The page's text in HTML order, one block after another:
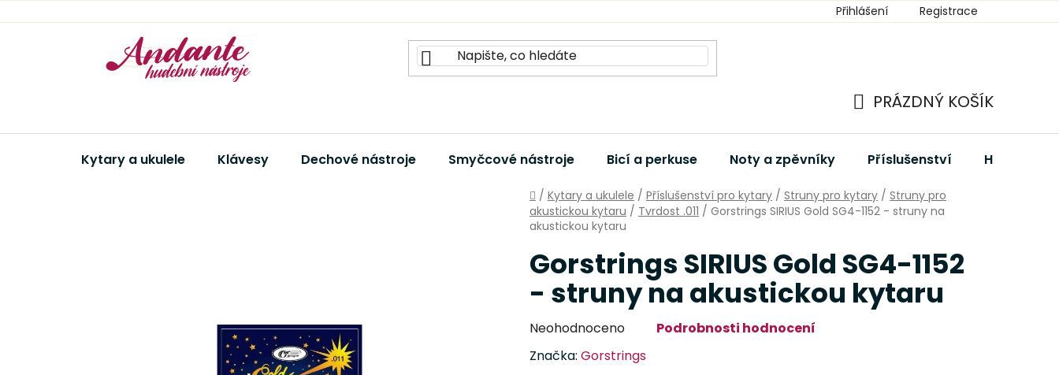
na
Přihlášení Registrace
KOŠÍK
PRÁZDNÝ KOŠÍK
Kytary a ukulele Klávesy Dechové nástroje Smyčcové nástroje Bicí a perkuse Noty a zpěvníky Příslušenství Hudební
Domů
/ Kytary a ukulele / Příslušenství pro kytary / Struny pro kytary / Struny pro
akustickou kytaru / Tvrdost .011 / Gorstrings SIRIUS Gold SG4-1152 - struny na
akustickou kytaru
Gorstrings SIRIUS Gold SG4-1152
- struny na akustickou kytaru
Průměrné
produktu
Neohodnoceno
Podrobnosti hodnocení
Značka: Gorstrings